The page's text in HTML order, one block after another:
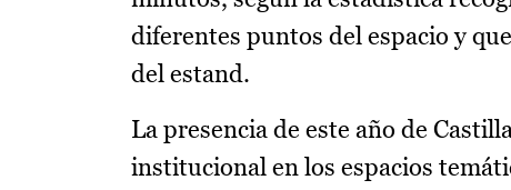
diferentes puntos del espacio y
del estand.
La presencia de este año de
institucional en los espacios